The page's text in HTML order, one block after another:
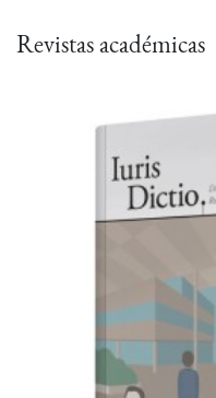
Revistas académicas